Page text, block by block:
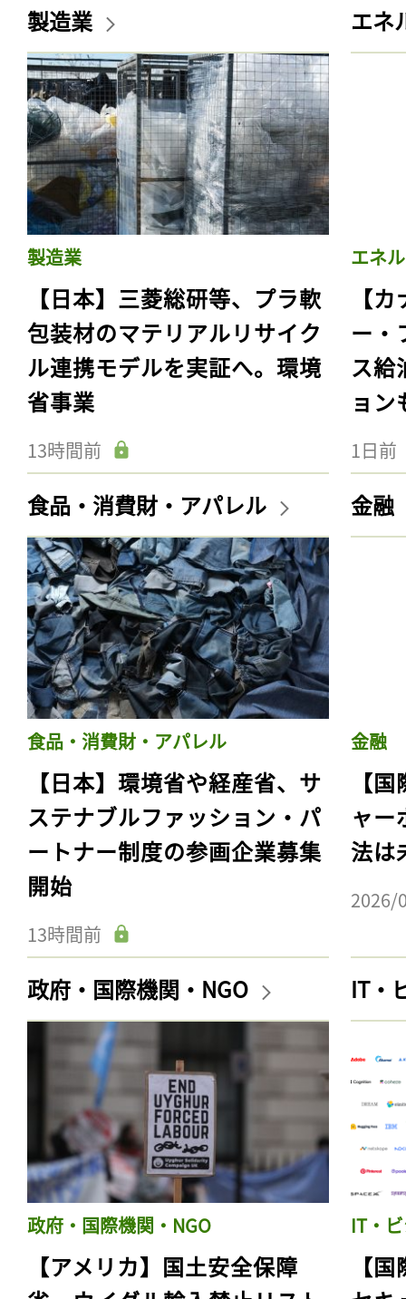
製造業
製造業
【日本】三菱総研等、プラ軟
包装材のマテリアルリサイク
ル連携モデルを実証へ。環境
省事業
13時間前
エネ
エネ
【
ー・
ス給
ョン
1日前
食品・消費財・アパレル
食品・消費財・アパレル
【日本】環境省や経産省、サ
ステナブルファッション・パ
ートナー制度の参画企業募集
開始
13時間前
金融
金融
【
ャー
法は
2026/
政府・国際機関・NGO
政府・国際機関・NGO
【アメリカ】国土安全保障
IT・
IT・
【